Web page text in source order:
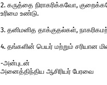
2. கருத்தை நிராகரிக்கவோ,
உரிமை உண்டு.
3. தனிமனித தாக்குதல்கள்,
4. தங்களின் பெயர் மற்றும் சரியான
-அன்புடன்
அனைத்திந்திய ஆசிரியர் பேரவை